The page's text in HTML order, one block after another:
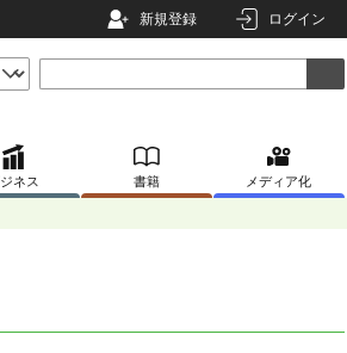
新規登録 ログイン
ネス 書籍 メディア化